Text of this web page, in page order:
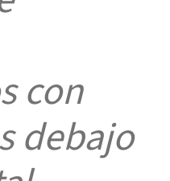
con
debajo